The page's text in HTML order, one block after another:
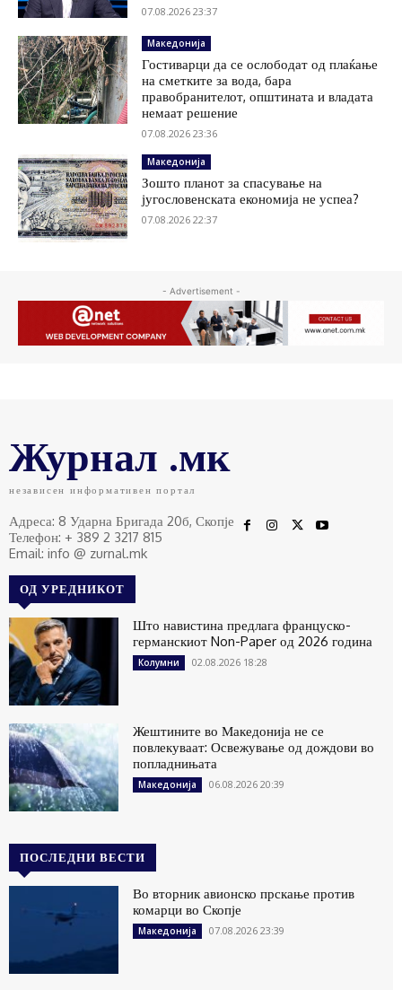
07.08.2026 23:37
Македонија
Гостиварци да се ослободат од плаќање
на сметките за вода, бара
правобранителот, општината и владата
немаат решение
07.08.2026 23:36
Македонија
Зошто планот за спасување на
југословенската економија не успеа?
07.08.2026 22:37
- Advertisement -
Журнал .мк
независен информативен портал
Адреса: 8 Ударна Бригада 20б, Скопје
Телефон: + 389 2 3217 815
Email: info @ zurnal.mk
ОД УРЕДНИКОТ
Што навистина предлага француско-
германскиот Non-Paper од 2026 година
Колумни 02.08.2026 18:28
Жештините во Македонија не се
повлекуваат: Освежување од дождови во
попладнињата
Македонија 06.08.2026 20:39
ПОСЛЕДНИ ВЕСТИ
Во вторник авионско прскање против
комарци во Скопје
Македонија 07.08.2026 23:39